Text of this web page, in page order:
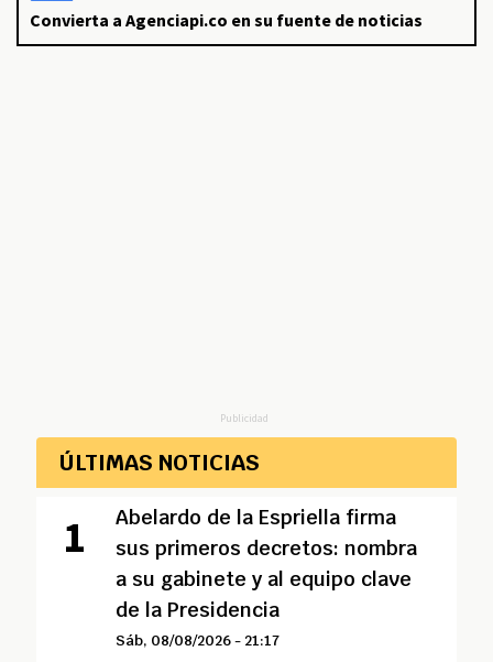
Convierta a Agenciapi.co en su fuente de noticias
Publicidad
ÚLTIMAS NOTICIAS
Abelardo de la Espriella firma
sus primeros decretos: nombra
a su gabinete y al equipo clave
de la Presidencia
Sáb, 08/08/2026 - 21:17